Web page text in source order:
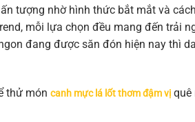
tượng nhờ hình thức bắt mắt và
mỗi lựa chọn đều mang đến trải
đang được săn đón hiện nay thì
thử móncanh mực lá lốt thơm đậm vị quê